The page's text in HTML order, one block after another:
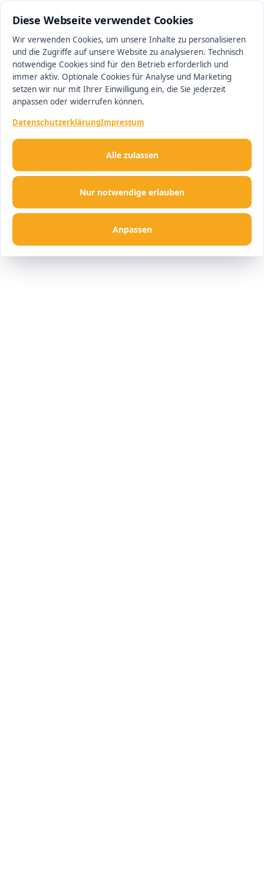
Diese Webseite verwendet Cookies
Wir verwenden Cookies, um unsere Inhalte zu personalisieren
und die Zugriffe auf unsere Website zu analysieren. Technisch
notwendige Cookies sind für den Betrieb erforderlich und
immer aktiv. Optionale Cookies für Analyse und Marketing
setzen wir nur mit Ihrer Einwilligung ein, die Sie jederzeit
anpassen oder widerrufen können.
DatenschutzerklärungImpressum
Nur notwendige erlauben
Anpassen
Alle zulassen